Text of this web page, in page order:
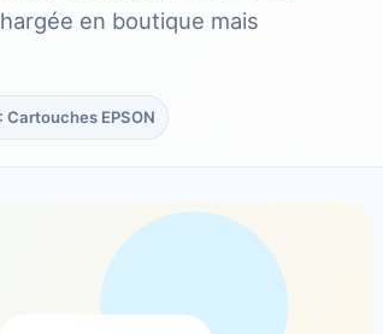
en boutique mais
Cartouches EPSON